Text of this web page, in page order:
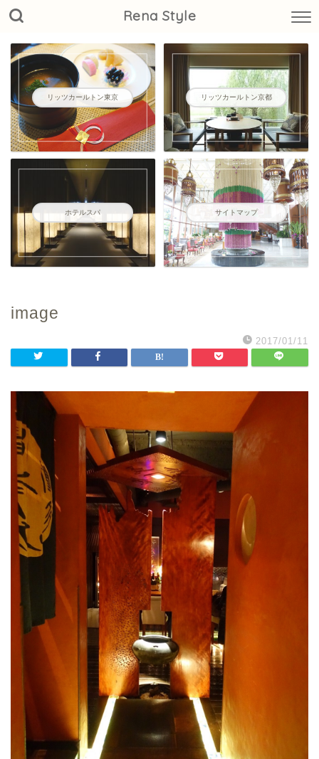
Rena Style
リッツカールトン東京 リッツカールトン京都
ホテルスパ サイトマップ
image
2017/01/11